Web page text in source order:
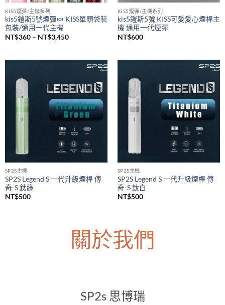
KIS5煙彈/主機系列
kis5鎧斯5號煙彈🍬 KISS單顆袋裝
包裝/通用一代主機
NT$360 – NT$3,450價
NT$360
KIS5煙彈/主機系列
kis5鎧斯5號 KISS可愛愛心煙桿主
機 通用一代煙彈
NT$600
SP2S主機
SP2S Legend S 一代升級煙桿 傳
奇-S 鈦綠
NT$500
SP2S主機
SP2S Legend S 一代升級煙桿 傳
奇-S 鈦白
NT$500
關於我們
SP2s 思博瑞